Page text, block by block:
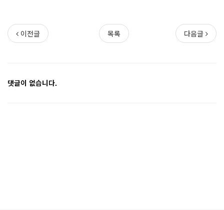
이전글 목록 다음글
댓글이 없습니다.